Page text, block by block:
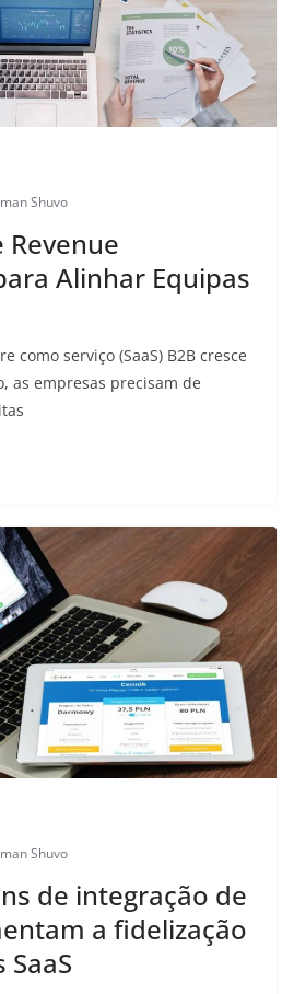
Shuvo
Revenue
Alinhar Equipas
como serviço (SaaS) B2B cresce
as empresas precisam de
Shuvo
de integração de
a fidelização